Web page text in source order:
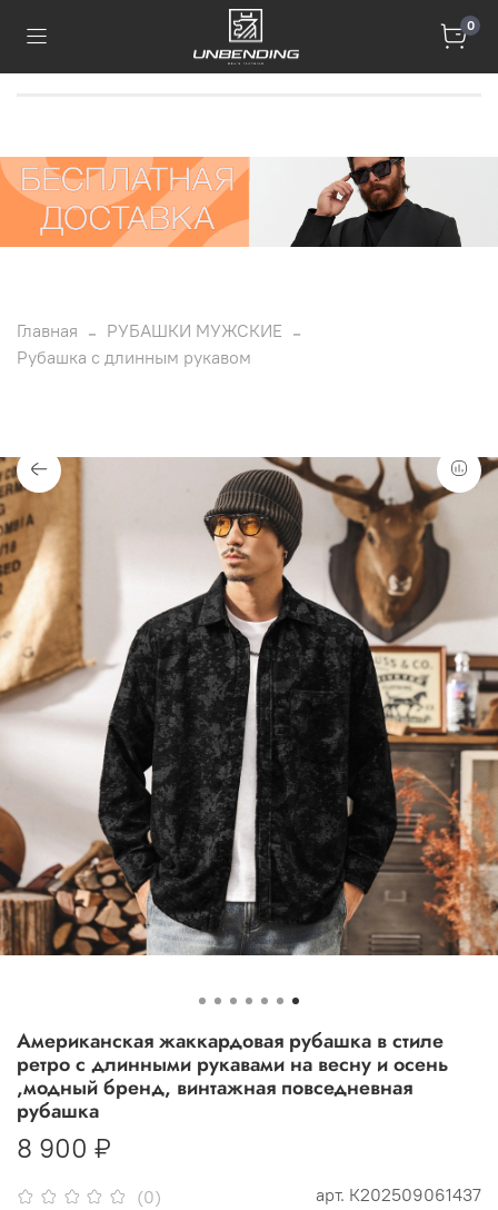
0
Главная
РУБАШКИ МУЖСКИЕ
Рубашка с длинным рукавом
(0) арт. К202509061437
Американская жаккардовая рубашка в стиле
ретро с длинными рукавами на весну и осень
,модный бренд, винтажная повседневная
рубашка
8 900 ₽